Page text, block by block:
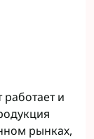
и
рынках,